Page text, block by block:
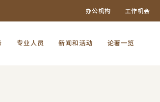
办公机构 工作机会
专业人员 新闻和活动 论著一览